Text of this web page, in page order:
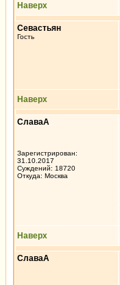
Наверх
Севастьян
Гость
Наверх
СлаваА
Зарегистрирован:
31.10.2017
Суждений: 18720
Откуда: Москва
Наверх
СлаваА